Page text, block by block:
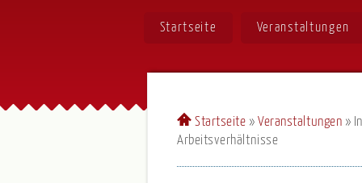
Startseite Veranstaltungen
Startseite »Veranstaltungen »
Arbeitsverhältnisse